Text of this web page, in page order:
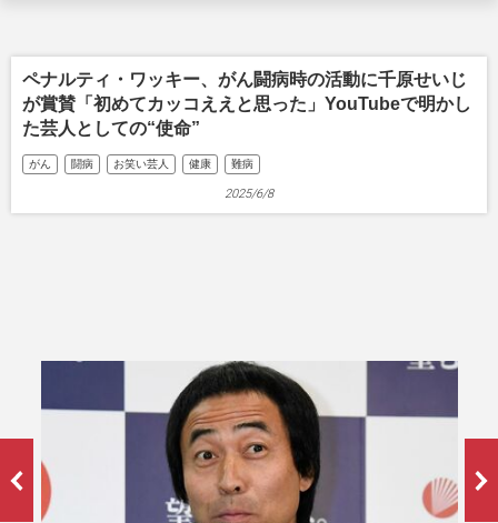
ペナルティ・ワッキー、がん闘病時の活動に千原せいじ
が賞賛「初めてカッコええと思った」YouTubeで明かし
た芸人としての“使命”
がん 闘病 お笑い芸人 健康 難病
2025/6/8